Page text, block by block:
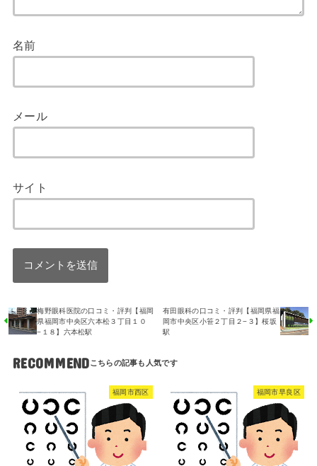
名前
メール
サイト
梅野眼科医院の口コミ・評判【福岡
県福岡市中央区六本松３丁目１０
−１８】六本松駅
有田眼科の口コミ・評判【福岡県福
岡市中央区小笹２丁目２−３】桜坂
駅
RECOMMEND
福岡市西区 福岡市早良区